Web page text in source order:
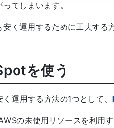
てしまいます。
く運用するために工夫する
を使う
運用する方法の1つとして、
の未使用リソースを利用